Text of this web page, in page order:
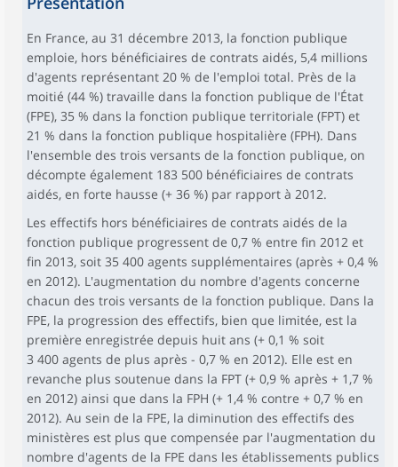
En France, au 31 décembre 2013, la fonction publique
emploie, hors bénéficiaires de contrats aidés, 5,4 millions
d'agents représentant 20 % de l'emploi total. Près de la
moitié (44 %) travaille dans la fonction publique de l'État
(FPE), 35 % dans la fonction publique territoriale (FPT) et
21 % dans la fonction publique hospitalière (FPH). Dans
l'ensemble des trois versants de la fonction publique, on
décompte également 183 500 bénéficiaires de contrats
aidés, en forte hausse (+ 36 %) par rapport à 2012.
Les effectifs hors bénéficiaires de contrats aidés de la
fonction publique progressent de 0,7 % entre fin 2012 et
fin 2013, soit 35 400 agents supplémentaires (après + 0,4 %
en 2012). L'augmentation du nombre d'agents concerne
chacun des trois versants de la fonction publique. Dans la
FPE, la progression des effectifs, bien que limitée, est la
première enregistrée depuis huit ans (+ 0,1 % soit
3 400 agents de plus après - 0,7 % en 2012). Elle est en
revanche plus soutenue dans la FPT (+ 0,9 % après + 1,7 %
en 2012) ainsi que dans la FPH (+ 1,4 % contre + 0,7 % en
2012). Au sein de la FPE, la diminution des effectifs des
ministères est plus que compensée par l'augmentation du
nombre d'agents de la FPE dans les établissements publics